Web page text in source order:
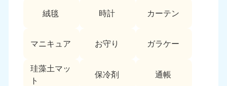
絨毯 時計 カーテン
マニキュア お守り ガラケー
珪藻土マッ
ト
保冷剤 通帳
9:00〜19:00 年中無休 9:00〜19:00 年中無休